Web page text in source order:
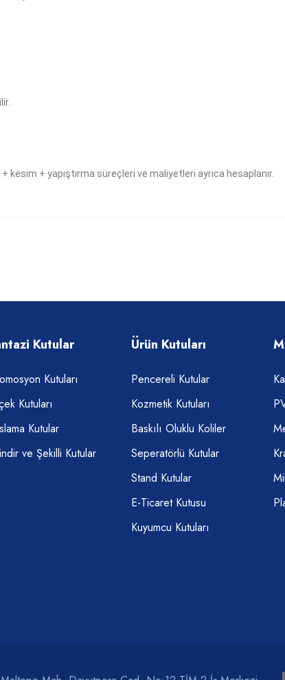
+ yapıştırma süreçleri ve maliyetleri ayrıca hesaplanır.
Kutular
Kutuları
Kutuları
Kutular
ve Şekilli Kutular
Ürün Kutuları
Pencereli Kutular
Kozmetik Kutuları
Baskılı Oluklu Koliler
Seperatörlü Kutular
Stand Kutular
E-Ticaret Kutusu
Kuyumcu Kutuları